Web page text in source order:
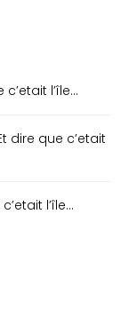
c’etait l’île…
dire que c’etait
l’île…